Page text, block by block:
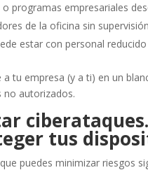
programas empresariales
de la oficina sin
estar con personal
tu empresa (y a ti) en un
no autorizados.
tus
puedes minimizar riesgos